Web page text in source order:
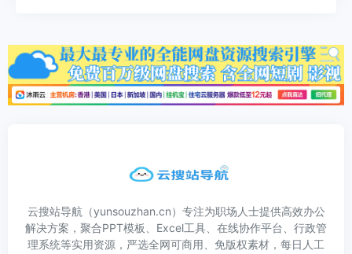
云搜站导航（yunsouzhan.cn）专注为职场人士提供高效办公
解决方案，聚合PPT模板、Excel工具、在线协作平台、行政管
理系统等实用资源，严选全网可商用、免版权素材，每日人工